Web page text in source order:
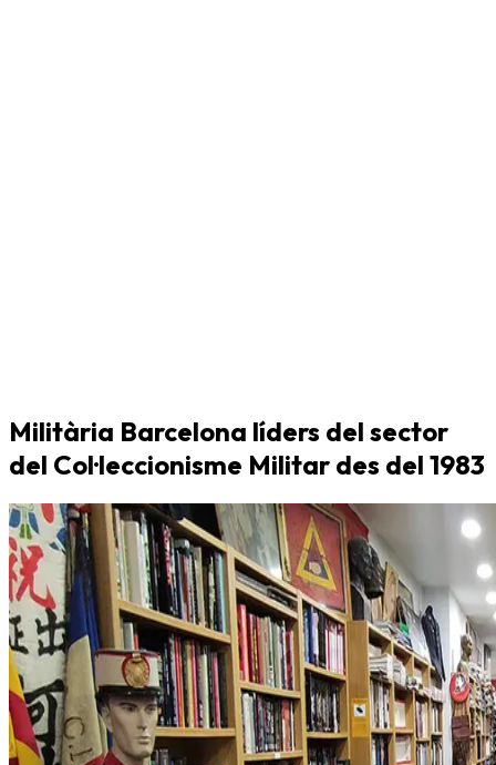
Militària Barcelona líders del sector
del Col·leccionisme Militar des del 1983